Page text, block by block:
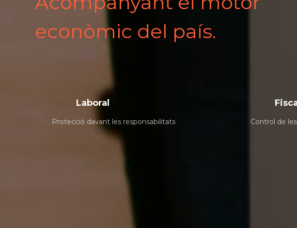
econòmic del país.
Laboral
Protecció davant les responsabilitats Control de